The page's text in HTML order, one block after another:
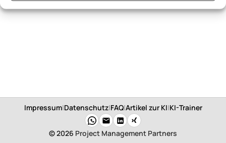
Impressum|Datenschutz|FAQ|Artikel zur KI|KI-Trainer
© 2026 Project Management Partners